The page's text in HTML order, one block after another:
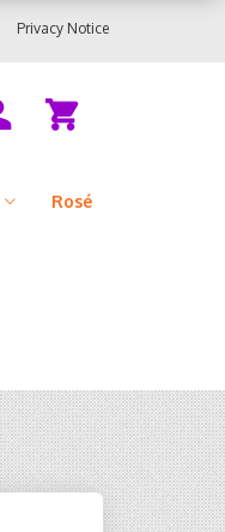
Privacy Notice
Rosé